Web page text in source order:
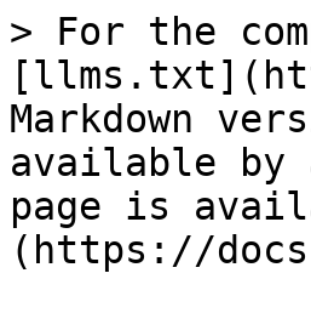
> For the
Markdown
available by
page is
(https://